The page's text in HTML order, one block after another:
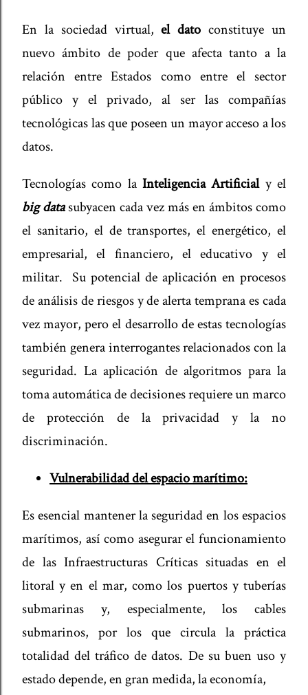
En la sociedad virtual,el dato constituye un
nuevo ámbito de poder que afecta tanto a la
relación entre Estados como entre el sector
público y el privado, al ser las compañías
tecnológicas las que poseen un mayor acceso a los
datos.
Tecnologías como la Inteligencia Artificialy el
big datasubyacen cada vez más en ámbitos como
el sanitario, el de transportes, el energético, el
empresarial, el financiero, el educativo y el
militar. Su potencial de aplicación en procesos
de análisis de riesgos y de alerta temprana es cada
vez mayor, pero el desarrollo de estas tecnologías
también genera interrogantes relacionados con la
seguridad. La aplicación de algoritmos para la
toma automática de decisiones requiere un marco
de protección de la privacidad y la no
discriminación.
Vulnerabilidad del espacio marítimo:
Es esencial mantener la seguridad en los espacios
marítimos, así como asegurar el funcionamiento
de las Infraestructuras Críticas situadas en el
litoral y en el mar, como los puertos y tuberías
submarinas y, especialmente, los cables
submarinos, por los que circula la práctica
totalidad del tráfico de datos. De su buen uso y
estado depende, en gran medida, la economía,